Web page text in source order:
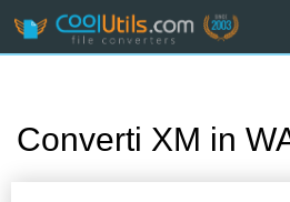
Converti XM in